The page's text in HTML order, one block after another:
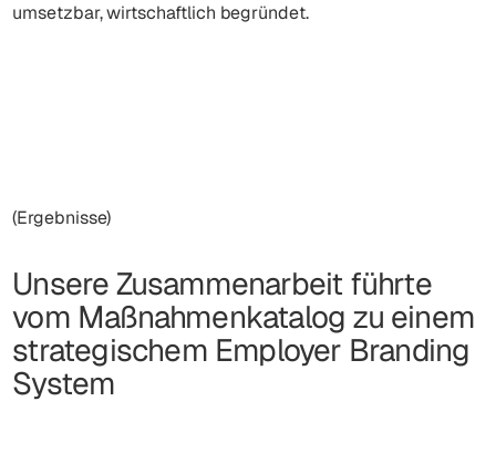
umsetzbar, wirtschaftlich begründet.
(Ergebnisse)
Unsere Zusammenarbeit führte
vom Maßnahmenkatalog zu einem
strategischem Employer Branding
System